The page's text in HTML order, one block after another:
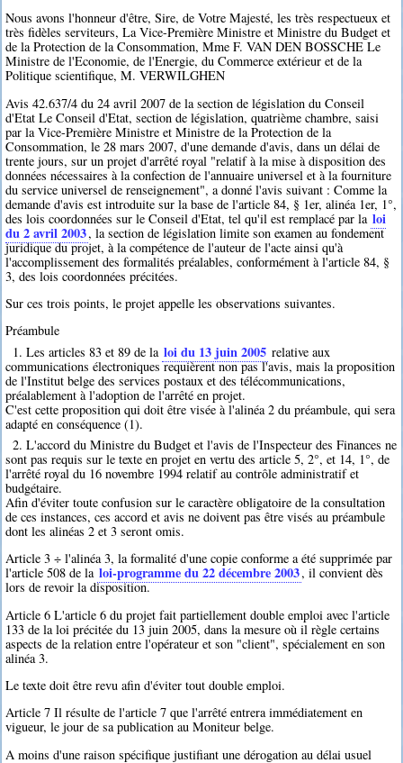
Nous avons l'honneur d'être, Sire, de Votre Majesté, les très respectueux et
très fidèles serviteurs, La Vice-Première Ministre et Ministre du Budget et
de la Protection de la Consommation, Mme F. VAN DEN BOSSCHE Le
Ministre de l'Economie, de l'Energie, du Commerce extérieur et de la
Politique scientifique, M. VERWILGHEN
Avis 42.637/4 du 24 avril 2007 de la section de législation du Conseil
d'Etat Le Conseil d'Etat, section de législation, quatrième chambre, saisi
par la Vice-Première Ministre et Ministre de la Protection de la
Consommation, le 28 mars 2007, d'une demande d'avis, dans un délai de
trente jours, sur un projet d'arrêté royal "relatif à la mise à disposition des
données nécessaires à la confection de l'annuaire universel et à la fourniture
du service universel de renseignement", a donné l'avis suivant : Comme la
demande d'avis est introduite sur la base de l'article 84, § 1er, alinéa 1er, 1°,
des lois coordonnées sur le Conseil d'Etat, tel qu'il est remplacé par la loi
du 2 avril 2003, la section de législation limite son examen au fondement
juridique du projet, à la compétence de l'auteur de l'acte ainsi qu'à
l'accomplissement des formalités préalables, conformément à l'article 84, §
3, des lois coordonnées précitées.
Sur ces trois points, le projet appelle les observations suivantes.
Préambule
1. Les articles 83 et 89 de la loi du 13 juin 2005 relative aux
communications électroniques requièrent non pas l'avis, mais la proposition
de l'Institut belge des services postaux et des télécommunications,
préalablement à l'adoption de l'arrêté en projet.
C'est cette proposition qui doit être visée à l'alinéa 2 du préambule, qui sera
adapté en conséquence (1).
2. L'accord du Ministre du Budget et l'avis de l'Inspecteur des Finances ne
sont pas requis sur le texte en projet en vertu des article 5, 2°, et 14, 1°, de
l'arrêté royal du 16 novembre 1994 relatif au contrôle administratif et
budgétaire.
Afin d'éviter toute confusion sur le caractère obligatoire de la consultation
de ces instances, ces accord et avis ne doivent pas être visés au préambule
dont les alinéas 2 et 3 seront omis.
Article 3 ÷ l'alinéa 3, la formalité d'une copie conforme a été supprimée par
l'article 508 de la loi-programme du 22 décembre 2003, il convient dès
lors de revoir la disposition.
Article 6 L'article 6 du projet fait partiellement double emploi avec l'article
133 de la loi précitée du 13 juin 2005, dans la mesure où il règle certains
aspects de la relation entre l'opérateur et son "client", spécialement en son
alinéa 3.
Le texte doit être revu afin d'éviter tout double emploi.
Article 7 Il résulte de l'article 7 que l'arrêté entrera immédiatement en
vigueur, le jour de sa publication au Moniteur belge.
A moins d'une raison spécifique justifiant une dérogation au délai usuel